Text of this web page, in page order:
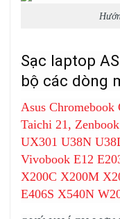
Sạc laptop
bộ các dòng
Asus Chromebook
Taichi 21,
UX301 U38N
Vivobook E12
X200C X200M
E406S X540N